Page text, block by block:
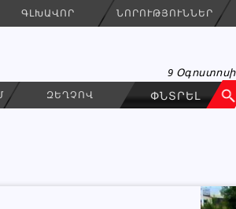
ԳԼԽԱՎՈՐ ՆՈՐՈՒԹՅՈՒՆՆԵՐ
9
ԶԵՂՉՈՎ